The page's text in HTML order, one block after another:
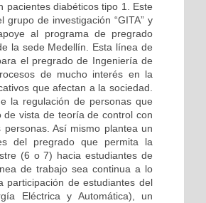
pacientes diabéticos tipo 1. Este
de investigación “GITA” y
al programa de pregrado
la sede Medellín. Esta línea de
el pregrado de Ingeniería de
de mucho interés en la
que afectan a la sociedad.
la regulación de personas que
vista de teoría de control con
Así mismo plantea un
del pregrado que permita la
(6 o 7) hacia estudiantes de
de trabajo sea continua a lo
de estudiantes del
Eléctrica y Automática), un